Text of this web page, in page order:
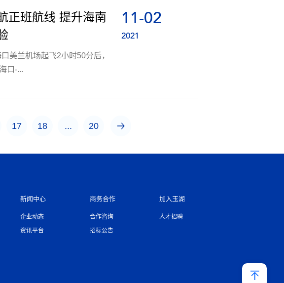
11-02
2021
正班航线 提升海南
美兰机场起飞2小时50分后，
口-...
17 18 ... 20
新闻中心
企业动态
资讯平台
商务合作
合作咨询
招标公告
加入玉湖
人才招聘